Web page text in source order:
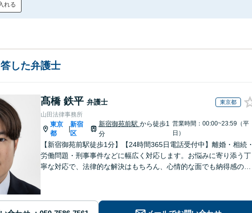
れる
した弁護士
髙橋 鉄平 弁護士 東京都
山田法律事務所
東京
都
|
新宿
区
新宿御苑前駅 から徒歩1
分
営業時間：00:00~23:59（平
日）
【新宿御苑前駅徒歩1分】【24時間365日電話受付中】離婚・相続・
労働問題・刑事事件などに幅広く対応します。お悩みに寄り添う丁
寧な対応で、法律的な解決はもちろん、心情的な面でも納得感の高